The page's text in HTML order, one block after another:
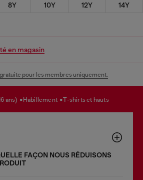
8Y 10Y 12Y
14Y
en magasin
pour les membres uniquement.
ans) habillement t-shirts et hauts
FAÇON NOUS RÉDUISONS